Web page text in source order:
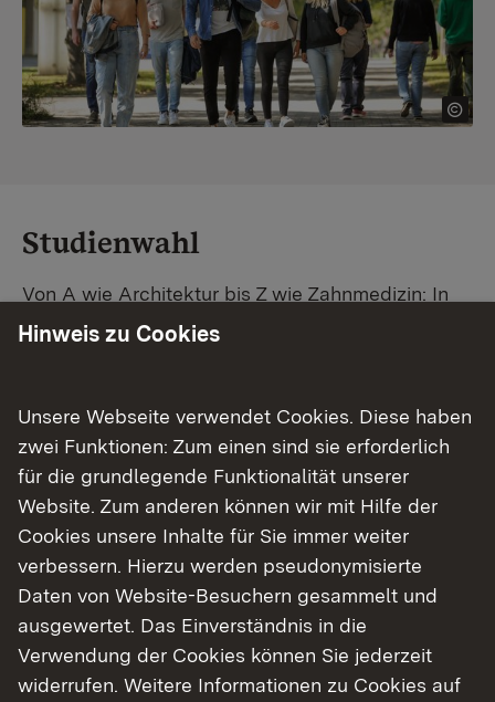
Studienwahl
Von A wie Architektur bis Z wie Zahnmedizin: In
Baden-Württemberg warten unzählige
Studiengangsuche schnell den passenden
Studienplatz. Außerdem gibt's eine Schritt-für-
Schritt-Anleitung zu deinem Traum-Studium.
Finde dein Studium in Baden-Württemberg
Hinweis zu Cookies
Unsere Webseite verwendet Cookies. Diese haben
zwei Funktionen: Zum einen sind sie erforderlich
für die grundlegende Funktionalität unserer
Website. Zum anderen können wir mit Hilfe der
Cookies unsere Inhalte für Sie immer weiter
verbessern. Hierzu werden pseudonymisierte
Daten von Website-Besuchern gesammelt und
ausgewertet. Das Einverständnis in die
Verwendung der Cookies können Sie jederzeit
widerrufen. Weitere Informationen zu Cookies auf